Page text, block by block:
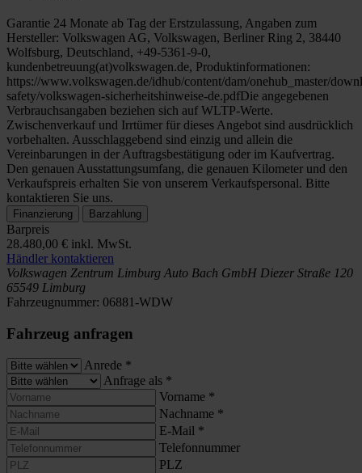
Garantie 24 Monate ab Tag der Erstzulassung, Angaben zum
Hersteller: Volkswagen AG, Volkswagen, Berliner Ring 2, 38440
Wolfsburg, Deutschland, +49-5361-9-0,
kundenbetreuung(at)volkswagen.de, Produktinformationen:
https://www.volkswagen.de/idhub/content/dam/onehub_master/
safety/volkswagen-sicherheitshinweise-de.pdfDie angegebenen
Verbrauchsangaben beziehen sich auf WLTP-Werte.
Zwischenverkauf und Irrtümer für dieses Angebot sind ausdrücklich
vorbehalten. Ausschlaggebend sind einzig und allein die
Vereinbarungen in der Auftragsbestätigung oder im Kaufvertrag.
Den genauen Ausstattungsumfang, die genauen Kilometer und den
Verkaufspreis erhalten Sie von unserem Verkaufspersonal. Bitte
kontaktieren Sie uns.
Finanzierung Barzahlung
Barpreis
28.480,00 € inkl. MwSt.
Händler kontaktieren
Volkswagen Zentrum Limburg Auto Bach GmbH Diezer Straße 120
65549 Limburg
Fahrzeugnummer: 06881-WDW
Fahrzeug anfragen
Anrede *
Anfrage als *
Vorname *
Nachname *
E-Mail *
Telefonnummer
PLZ